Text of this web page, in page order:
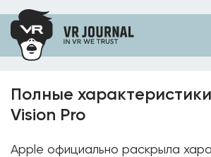
Полные
Vision Pro
Apple официально раскрыла